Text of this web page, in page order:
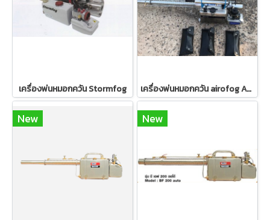
เครื่องพ่นหมอกควัน Stormfog เครื่องพ่นหมอกควัน airofog AT35 (แอร์โรว์ฟ็อกซ์ เอที 35)
New New